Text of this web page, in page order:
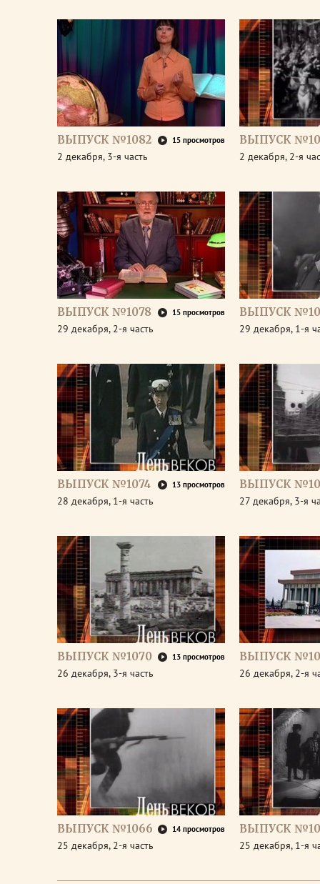
ВЫПУСК №1082 15 просмотров
2 декабря, 3-я часть
ВЫПУСК
2 декабря, 2-я
ВЫПУСК №1078 15 просмотров
29 декабря, 2-я часть
ВЫПУСК
29 декабря, 1-я
ВЫПУСК №1074 13 просмотров
28 декабря, 1-я часть
ВЫПУСК
27 декабря, 3-я
ВЫПУСК №1070 13 просмотров
26 декабря, 3-я часть
ВЫПУСК
26 декабря, 2-я
ВЫПУСК №1066 14 просмотров
25 декабря, 2-я часть
ВЫПУСК
25 декабря, 1-я